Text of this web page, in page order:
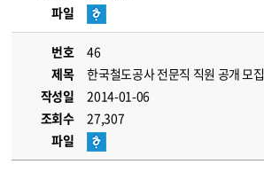
파일
번호
46
제목
한국철도공사 전문직 직원 공개 모집
작성일
2014-01-06
조회수
27,307
파일